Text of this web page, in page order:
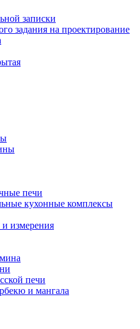
записки
задания на проектирование
печи
кухонные комплексы
и измерения
печи
и мангала